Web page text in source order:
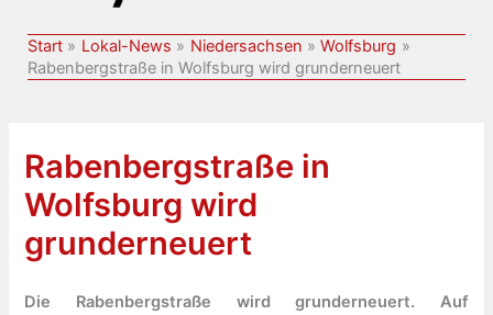
Start Lokal-News Niedersachsen
Wolfsburg
Rabenbergstraße in Wolfsburg wird grunderneuert
Rabenbergstraße in
Wolfsburg wird
grunderneuert
Die Rabenbergstraße wird grunderneuert. Auf